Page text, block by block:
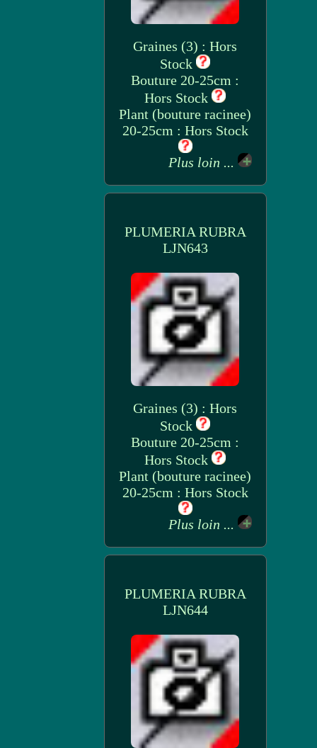
Graines (3) : Hors
Stock
Bouture 20-25cm :
Hors Stock
Plant (bouture racinee)
20-25cm : Hors Stock
Plus loin ...
PLUMERIA RUBRA
LJN643
Graines (3) : Hors
Stock
Bouture 20-25cm :
Hors Stock
Plant (bouture racinee)
20-25cm : Hors Stock
Plus loin ...
PLUMERIA RUBRA
LJN644